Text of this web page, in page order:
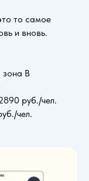
то самое
и вновь.
B
руб./чел.
чел.